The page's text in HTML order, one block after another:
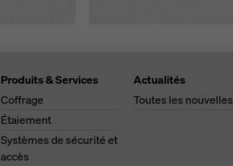
Produits & Services
Coffrage
Étaiement
Systèmes de sécurité et
accès
Actualités
Toutes les nouvelles